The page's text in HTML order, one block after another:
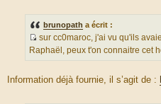
brunopath a écrit :
S
r
sur cc0maroc, j'ai vu qu'ils
Raphaël, peux t'on connaitre cet
Information déjà fournie, il s’agit de :